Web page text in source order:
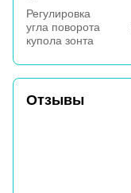
Регулировка
угла поворота
купола зонта
Отзывы